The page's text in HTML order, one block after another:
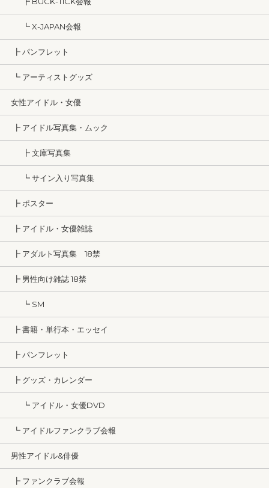
┗ X-JAPAN会報
┣ パンフレット
┗ アーティストグッズ
女性アイドル・女優
┣ アイドル写真集・ムック
┣ 文庫写真集
┗ サイン入り写真集
┣ ポスター
┣ アイドル・女優雑誌
┣ アダルト写真集 18禁
┣ 男性向け雑誌 18禁
┗ SM
┣ 書籍・単行本・エッセイ
┣ パンフレット
┣ グッズ・カレンダー
┗ アイドル・女優DVD
┗ アイドルファンクラブ会報
男性アイドル&俳優
┣ ファンクラブ会報